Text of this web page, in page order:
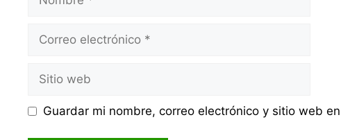
Correo
Sitio
web
Guardar mi nombre, correo electrónico y sitio web